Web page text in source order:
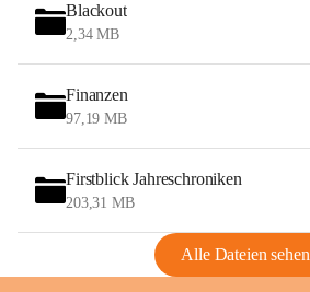
Blackout
2,34 MB
Finanzen
97,19 MB
Firstblick Jahreschroniken
203,31 MB
Alle Dateien sehen